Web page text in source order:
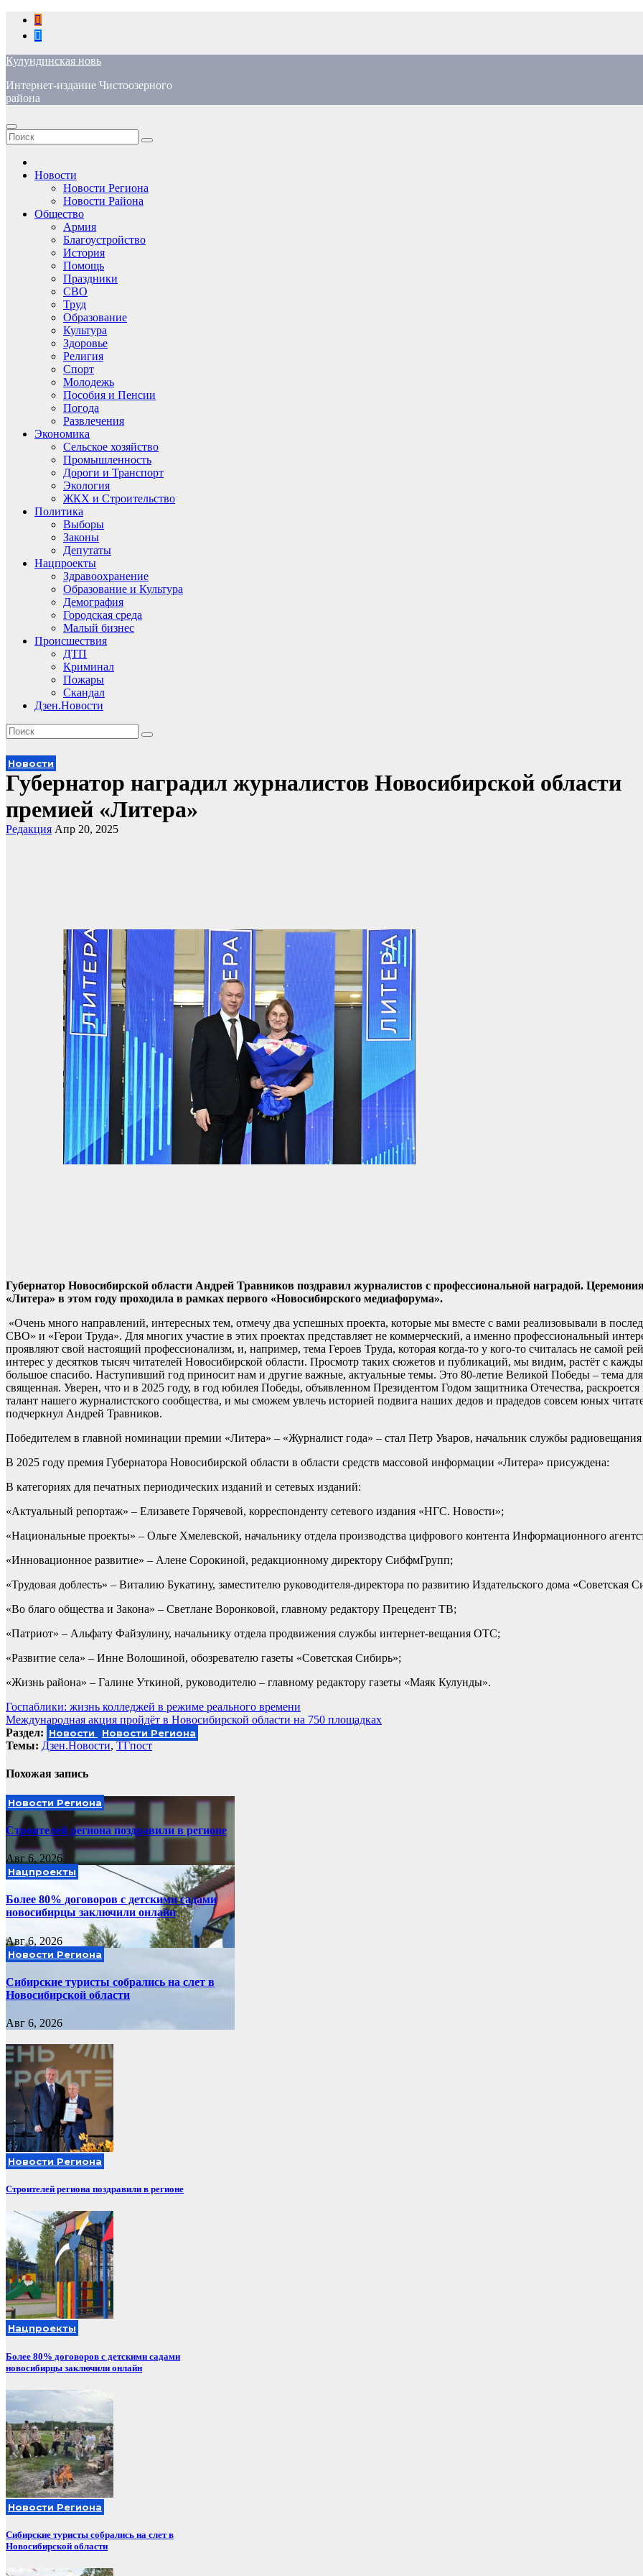
Перейти
содержимому
Кулундинская новь
Интернет-издание Чистоозерного
района
Новости
Новости Региона
Новости Района
Общество
Армия
Благоустройство
История
Помощь
Праздники
СВО
Труд
Образование
Культура
Здоровье
Религия
Спорт
Молодежь
Пособия и Пенсии
Погода
Развлечения
Экономика
Сельское хозяйство
Промышленность
Дороги и Транспорт
Экология
ЖКХ и Строительство
Политика
Выборы
Законы
Депутаты
Нацпроекты
Здравоохранение
Образование и Культура
Демография
Городская среда
Малый бизнес
Происшествия
ДТП
Криминал
Пожары
Скандал
Дзен.Новости
Новости
Губернатор наградил журналистов Новосибирской области
премией «Литера»
Редакция Апр 20, 2025
Губернатор Новосибирской области Андрей Травников поздравил журналистов с профессиональной наградой.
«Литера» в этом году проходила в рамках первого «Новосибирского медиафорума».
«Очень много направлений, интересных тем, отмечу два успешных проекта, которые мы вместе с вами реализовывали в
СВО» и «Герои Труда». Для многих участие в этих проектах представляет не коммерческий, а именно профессиональный
проявляют свой настоящий профессионализм, и, например, тема Героев Труда, которая когда-то у кого-то считалась не самой
интерес у десятков тысяч читателей Новосибирской области. Просмотр таких сюжетов и публикаций, мы видим, растёт с
большое спасибо. Наступивший год приносит нам и другие важные, актуальные темы. Это 80-летие Великой Победы – тема для
священная. Уверен, что и в 2025 году, в год юбилея Победы, объявленном Президентом Годом защитника Отечества, раскроется
талант нашего журналистского сообщества, и мы сможем увлечь историей подвига наших дедов и прадедов совсем юных
подчеркнул Андрей Травников.
Победителем в главной номинации премии «Литера» – «Журналист года» – стал Петр Уваров, начальник службы
В 2025 году премия Губернатора Новосибирской области в области средств массовой информации «Литера» присуждена:
В категориях для печатных периодических изданий и сетевых изданий:
«Актуальный репортаж» – Елизавете Горячевой, корреспонденту сетевого издания «НГС. Новости»;
«Национальные проекты» – Ольге Хмелевской, начальнику отдела производства цифрового контента Информационного
«Инновационное развитие» – Алене Сорокиной, редакционному директору СибфмГрупп;
«Трудовая доблесть» – Виталию Букатину, заместителю руководителя-директора по развитию Издательского дома «Советская
«Во благо общества и Закона» – Светлане Воронковой, главному редактору Прецедент ТВ;
«Патриот» – Альфату Файзулину, начальнику отдела продвижения службы интернет-вещания ОТС;
«Развитие села» – Инне Волошиной, обозревателю газеты «Советская Сибирь»;
«Жизнь района» – Галине Уткиной, руководителю – главному редактору газеты «Маяк Кулунды».
Навигация
по
записям
Госпаблики: жизнь колледжей в режиме реального времени
Международная акция пройдёт в Новосибирской области на 750 площадках
Раздел: Новости Новости Региона
Темы: Дзен.Новости, ТГпост
Похожая запись
Новости Региона
Строителей региона поздравили в регионе
Авг 6, 2026
Нацпроекты
Более 80% договоров с детскими садами
новосибирцы заключили онлайн
Авг 6, 2026
Новости Региона
Сибирские туристы собрались на слет в
Новосибирской области
Авг 6, 2026
Новости Региона
Строителей региона поздравили в регионе
Нацпроекты
Более 80% договоров с детскими садами
новосибирцы заключили онлайн
Новости Региона
Сибирские туристы собрались на слет в
Новосибирской области